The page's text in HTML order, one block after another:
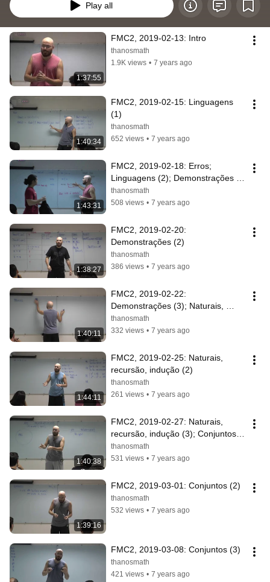
Play all
1:37:55
FMC2, 2019-02-13: Intro
thanosmath
1.9K views • 7 years ago
1:40:34
FMC2, 2019-02-15: Linguagens
(1)
thanosmath
652 views • 7 years ago
1:43:31
FMC2, 2019-02-18: Erros;
Linguagens (2); Demonstrações
(1)
thanosmath
508 views • 7 years ago
1:38:27
FMC2, 2019-02-20:
Demonstrações (2)
thanosmath
386 views • 7 years ago
1:40:11
FMC2, 2019-02-22:
Demonstrações (3); Naturais,
recursão, indução (1)
thanosmath
332 views • 7 years ago
1:44:11
FMC2, 2019-02-25: Naturais,
recursão, indução (2)
thanosmath
261 views • 7 years ago
1:40:38
FMC2, 2019-02-27: Naturais,
recursão, indução (3); Conjuntos
(1)
thanosmath
531 views • 7 years ago
1:39:16
FMC2, 2019-03-01: Conjuntos (2)
thanosmath
532 views • 7 years ago
FMC2, 2019-03-08: Conjuntos (3)
thanosmath
421 views • 7 years ago